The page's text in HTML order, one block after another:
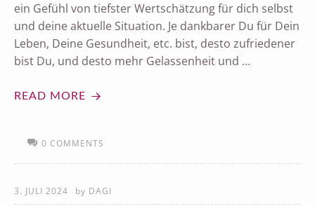
ein Gefühl von tiefster Wertschätzung für dich selbst
und deine aktuelle Situation. Je dankbarer Du für Dein
Leben, Deine Gesundheit, etc. bist, desto zufriedener
bist Du, und desto mehr Gelassenheit und …
READ MORE
0 COMMENTS
3. JULI 2024 by DAGI